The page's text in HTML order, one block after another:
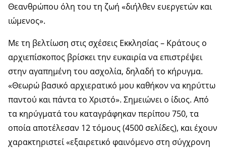
Θεανθρώπου όλη του τη ζωή «διήλθεν ευεργετών και
ιώμενος».
Με τη βελτίωση στις σχέσεις Εκκλησίας – Κράτους ο
αρχιεπίσκοπος βρίσκει την ευκαιρία να επιστρέψει
στην αγαπημένη του ασχολία, δηλαδή το κήρυγμα.
«Θεωρώ βασικό αρχιερατικό μου καθήκον να κηρύττω
παντού και πάντα το Χριστό». Σημειώνει ο ίδιος. Από
τα κηρύγματά του καταγράφηκαν περίπου 750, τα
οποία αποτέλεσαν 12 τόμους (4500 σελίδες), και έχουν
χαρακτηριστεί «εξαιρετικό φαινόμενο στη σύγχρονη